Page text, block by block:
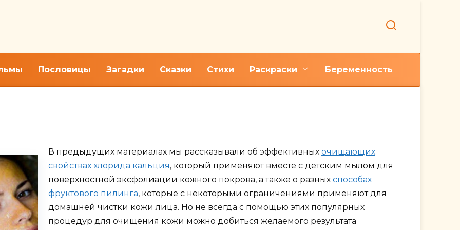
Пословицы Загадки Сказки Стихи Раскраски Беременность
В предыдущих материалах мы рассказывали об эффективных очищающих
свойствах хлорида кальция, который применяют вместе с детским мылом для
поверхностной эксфолиации кожного покрова, а также о разных способах
фруктового пилинга, которые с некоторыми ограничениями применяют для
домашней чистки кожи лица. Но не всегда с помощью этих популярных
процедур для очищения кожи можно добиться желаемого результата